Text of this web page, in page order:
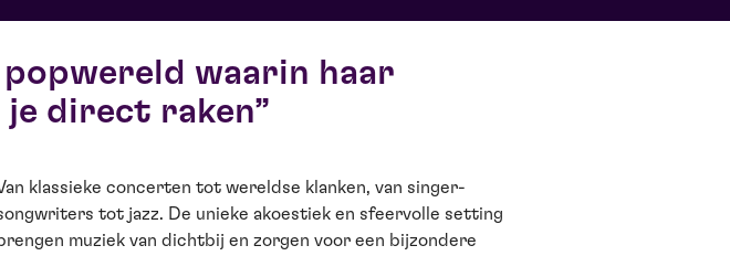
popwereld waarin haar
je direct raken
klassieke concerten tot wereldse klanken, van singer-
tot jazz. De unieke akoestiek en sfeervolle setting
muziek van dichtbij en zorgen voor een bijzondere